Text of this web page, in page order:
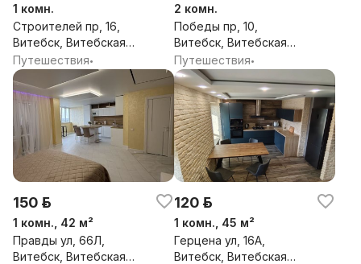
1 комн.
Строителей пр, 16,
Витебск, Витебская
обл.
Путешествия•
2 комн.
Победы пр, 10,
Витебск, Витебская
обл.
Путешествия•
150 р.
1 комн., 42 м²
Правды ул, 66Л,
Витебск, Витебская
120 р.
1 комн., 45 м²
Герцена ул, 16А,
Витебск, Витебская